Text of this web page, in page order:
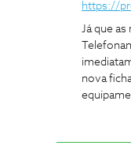
https://
Já que
nova